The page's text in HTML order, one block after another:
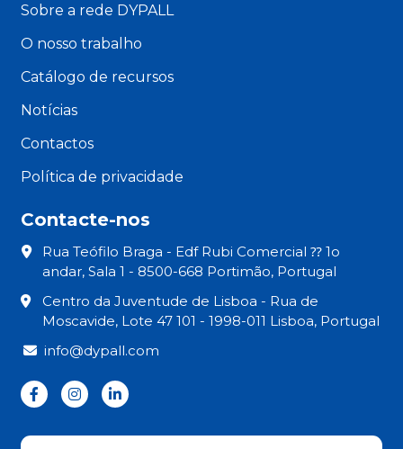
Sobre a rede DYPALL
O nosso trabalho
Catálogo de recursos
Notícias
Contactos
Política de privacidade
Contacte-nos
Rua Teófilo Braga - Edf Rubi Comercial ⁇ 1o
andar, Sala 1 - 8500-668 Portimão, Portugal
Centro da Juventude de Lisboa - Rua de
Moscavide, Lote 47 101 - 1998-011 Lisboa, Portugal
info@dypall.com